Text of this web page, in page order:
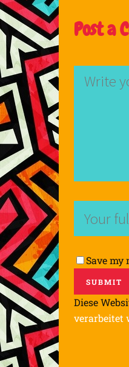
Post a
Save
Diese
verarbeitet